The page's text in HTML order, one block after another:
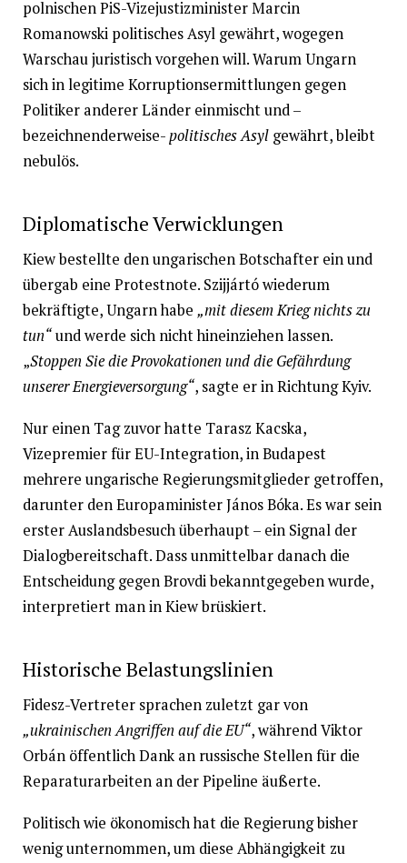
polnischen PiS-Vizejustizminister Marcin
Romanowski politisches Asyl gewährt, wogegen
Warschau juristisch vorgehen will. Warum Ungarn
sich in legitime Korruptionsermittlungen gegen
Politiker anderer Länder einmischt und –
bezeichnenderweise-politisches Asylgewährt, bleibt
nebulös.
Diplomatische Verwicklungen
Kiew bestellte den ungarischen Botschafter ein und
übergab eine Protestnote. Szijjártó wiederum
bekräftigte, Ungarn habe „mit diesem Krieg nichts zu
tun“und werde sich nicht hineinziehen lassen.
„Stoppen Sie die Provokationen und die Gefährdung
unserer Energieversorgung“, sagte er in Richtung Kyiv.
Nur einen Tag zuvor hatte Tarasz Kacska,
Vizepremier für EU-Integration, in Budapest
mehrere ungarische Regierungsmitglieder getroffen,
darunter den Europaminister János Bóka. Es war sein
erster Auslandsbesuch überhaupt – ein Signal der
Dialogbereitschaft. Dass unmittelbar danach die
Entscheidung gegen Brovdi bekanntgegeben wurde,
interpretiert man in Kiew brüskiert.
Historische Belastungslinien
Fidesz-Vertreter sprachen zuletzt gar von
„ukrainischen Angriffen auf die EU“, während Viktor
Orbán öffentlich Dank an russische Stellen für die
Reparaturarbeiten an der Pipeline äußerte.
Politisch wie ökonomisch hat die Regierung bisher
wenig unternommen, um diese Abhängigkeit zu